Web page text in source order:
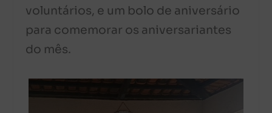
voluntários, e um bolo de aniversário
para comemorar os aniversariantes
do mês.